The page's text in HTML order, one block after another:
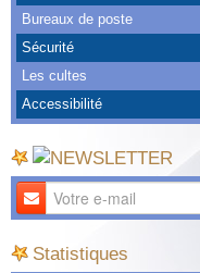
Bureaux de poste
Sécurité
Les cultes
Accessibilité
Statistiques